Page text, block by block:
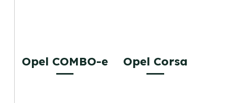
Opel COMBO-e Opel Corsa